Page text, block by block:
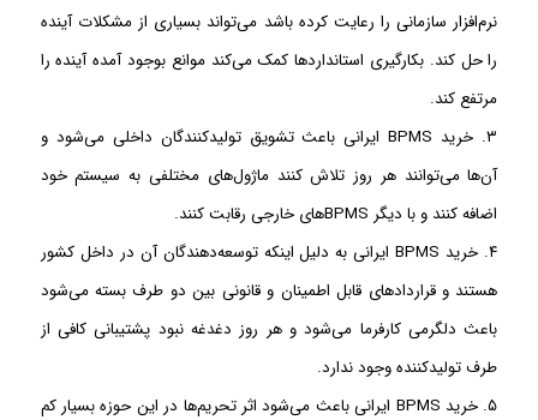
نرم‌افزار سازمانی را رعایت کرده باشد می‌تواند بسیاری از مشکلات آینده
را حل کند. بکارگیری استاندارد‌ها کمک می‌کند موانع بوجود آمده آینده را
مرتفع کند.
۳. خرید BPMS ایرانی باعث تشویق تولیدکنندگان داخلی می‌شود و
آن‌ها می‌توانند هر روز تلاش کنند ماژول‌های مختلفی به سیستم خود
اضافه کنند و با دیگر BPMS‌های خارجی رقابت کنند.
۴. خرید BPMS ایرانی به دلیل اینکه توسعه‌دهندگان آن در داخل کشور
هستند و قرارداد‌های قابل اطمینان و قانونی بین دو طرف بسته می‌شود
باعث دلگرمی کارفرما می‌شود و هر روز دغدغه نبود پشتیبانی کافی از
طرف تولید‌کننده وجود ندارد.
۵. خرید BPMS ایرانی باعث می‌شود اثر تحریم‌ها در این حوزه بسیار کم